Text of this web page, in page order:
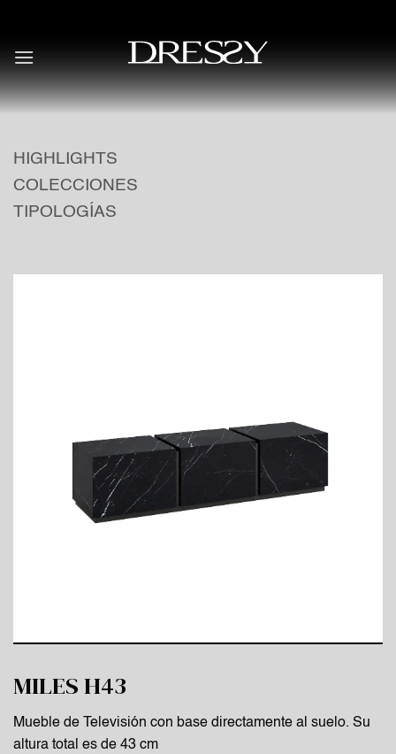
content
HIGHLIGHTS
COLECCIONES
TIPOLOGÍAS
MILES H43
Mueble de Televisión con base directamente al suelo. Su
altura total es de 43 cm